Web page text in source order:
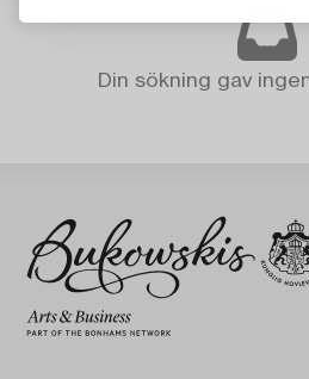
Din sökning gav